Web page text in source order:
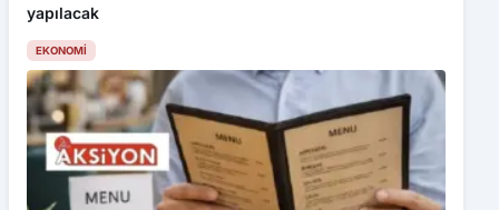
yapılacak
EKONOMI